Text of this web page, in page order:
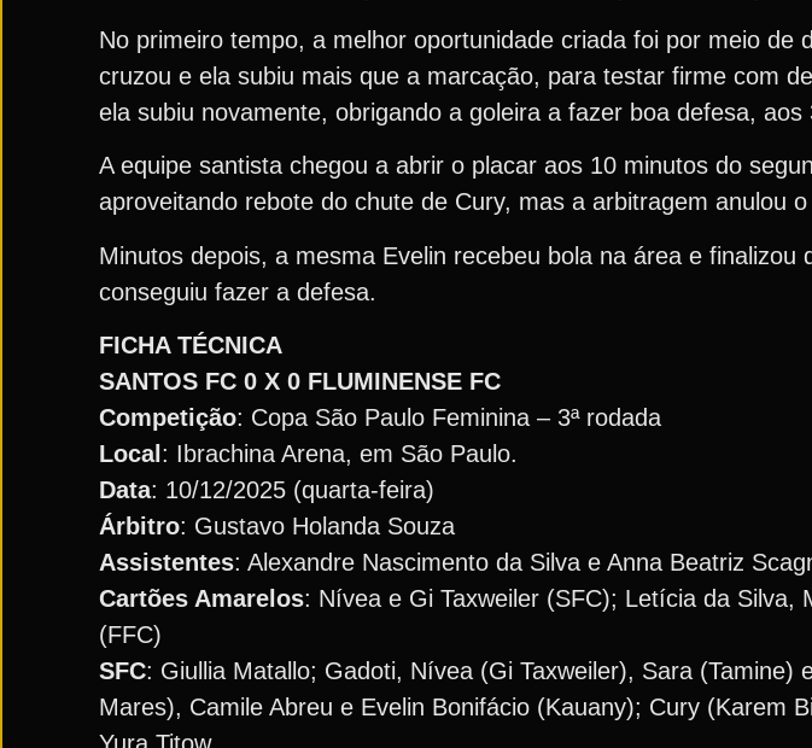
No primeiro tempo, a melhor oportunidade criada foi por meio de
cruzou e ela subiu mais que a marcação, para testar firme com
ela subiu novamente, obrigando a goleira a fazer boa defesa, aos
A equipe santista chegou a abrir o placar aos 10 minutos do
aproveitando rebote do chute de Cury, mas a arbitragem anulou
Minutos depois, a mesma Evelin recebeu bola na área e
conseguiu fazer a defesa.
FICHA TÉCNICA
SANTOS FC 0 X 0 FLUMINENSE FC
Competição: Copa São Paulo Feminina – 3ª rodada
Local : Ibrachina Arena, em São Paulo.
Data: 10/12/2025 (quarta-feira)
Árbitro: Gustavo Holanda Souza
Assistentes: Alexandre Nascimento da Silva e Anna Beatriz
Cartões Amarelos: Nívea e Gi Taxweiler (SFC); Letícia da Silva,
(FFC)
SFC: Giullia Matallo; Gadoti, Nívea (Gi Taxweiler), Sara (Tamine)
Mares), Camile Abreu e Evelin Bonifácio (Kauany); Cury (Karem